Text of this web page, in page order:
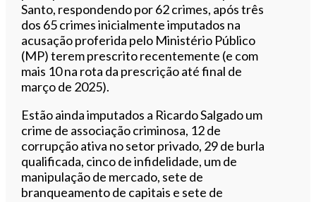
Santo, respondendo por 62 crimes, após três
dos 65 crimes inicialmente imputados na
acusação proferida pelo Ministério Público
(MP) terem prescrito recentemente (e com
mais 10 na rota da prescrição até final de
março de 2025).
Estão ainda imputados a Ricardo Salgado um
crime de associação criminosa, 12 de
corrupção ativa no setor privado, 29 de burla
qualificada, cinco de infidelidade, um de
manipulação de mercado, sete de
branqueamento de capitais e sete de